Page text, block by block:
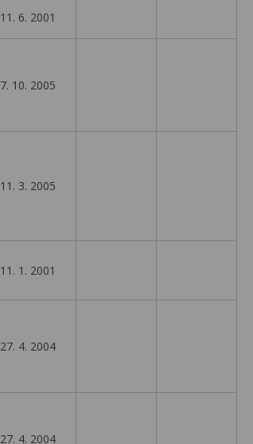
11. 6. 2001
7. 10. 2005
11. 3. 2005
11. 1. 2001
27. 4. 2004
27. 4. 2004